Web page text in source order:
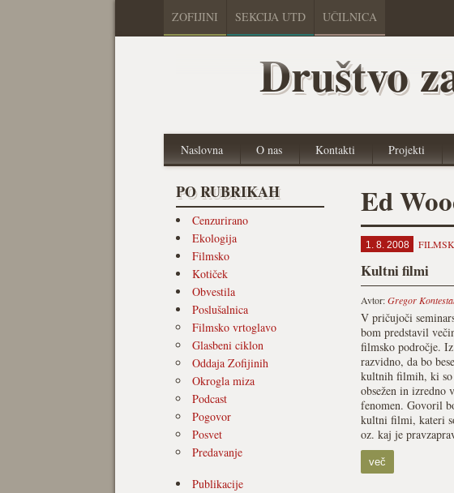
ZOFIJINI SEKCIJA UTD UČILNICA
Društvo
Naslovna O nas Kontakti Projekti
PO RUBRIKAH
Cenzurirano
Ekologija
Filmsko
Kotiček
Obvestila
Poslušalnica
Filmsko vrtoglavo
Glasbeni ciklon
Oddaja Zofijinih
Okrogla miza
Podcast
Pogovor
Posvet
Predavanje
Publikacije
Ed
1. 8. 2008
Kultni filmi
Avtor:Gregor
V pričujoči
bom predstavil
filmsko področje.
razvidno, da bo
kultnih filmih, ki so
obsežen in izredno
fenomen. Govoril
kultni filmi, kateri
oz. kaj je
več